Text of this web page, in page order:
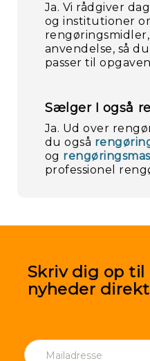
Ja. Vi rådgiver
og institutioner
anvendelse, så
passer til
Sælger I også
Ja. Ud over
du også
og
professionel
Skriv dig op
nyheder